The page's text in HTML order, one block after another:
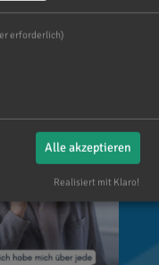
wirklich
gefreut. Es
dass sich
an einen zu
zu schätzen.
erforderlich)
Alle akzeptieren
Realisiert mit Klaro!